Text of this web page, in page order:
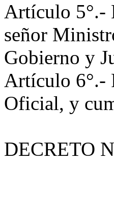
Artículo 5°.-
señor
Gobierno y
Artículo 6°.-
Oficial, y
DECRETO